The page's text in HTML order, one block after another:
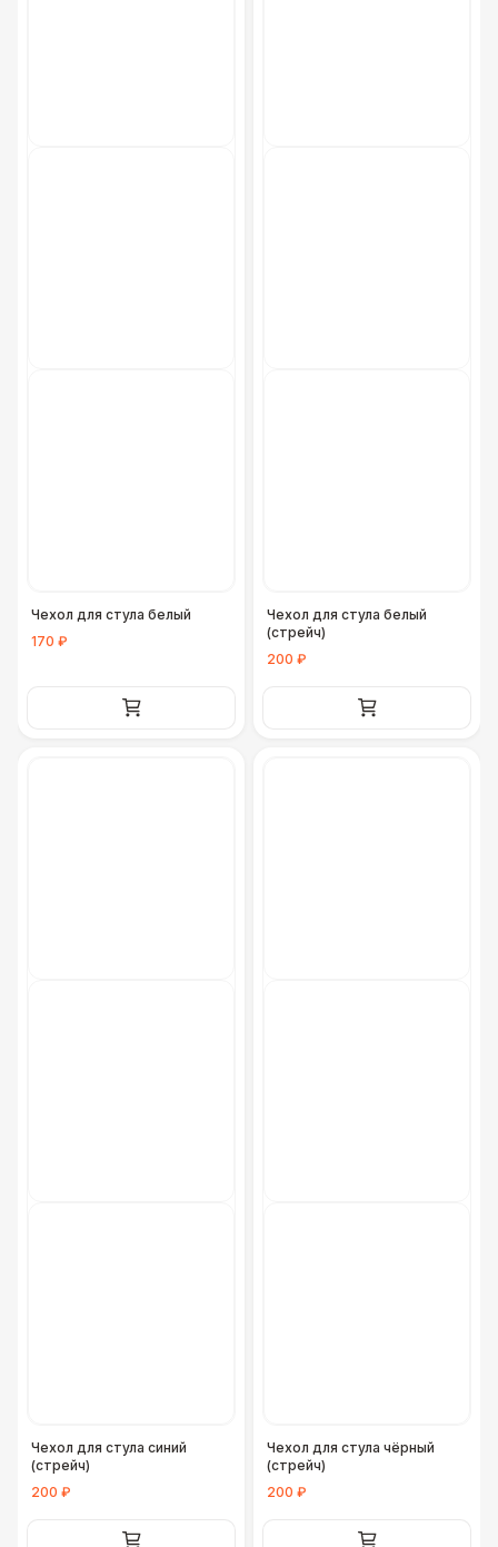
Чехол для стула белый
170 ₽
Чехол для стула белый
(стрейч)
200 ₽
Чехол для стула синий
(стрейч)
200 ₽
Чехол для стула чёрный
(стрейч)
200 ₽